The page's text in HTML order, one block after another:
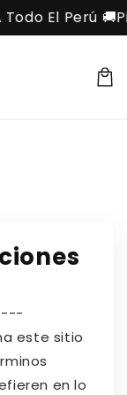
El Perú 🚚
Carrito
este sitio
en lo